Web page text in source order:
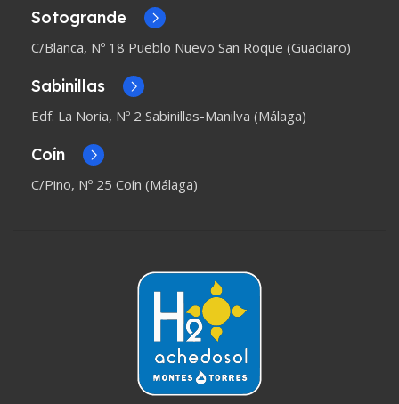
Sotogrande
C/Blanca, Nº 18 Pueblo Nuevo San Roque (Guadiaro)
Sabinillas
Edf. La Noria, Nº 2 Sabinillas-Manilva (Málaga)
Coín
C/Pino, Nº 25 Coín (Málaga)